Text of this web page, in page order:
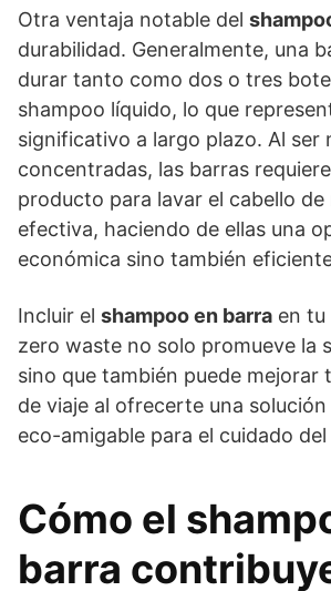
Otra ventaja notable del
durabilidad. Generalmente, una
durar tanto como dos o tres
shampoo líquido, lo que
significativo a largo plazo. Al ser
concentradas, las barras
producto para lavar el cabello de
efectiva, haciendo de ellas una
económica sino también
Incluir el shampoo en barra en tu
zero waste no solo promueve la
sino que también puede mejorar
de viaje al ofrecerte una
eco-amigable para el cuidado del
Cómo el
barra